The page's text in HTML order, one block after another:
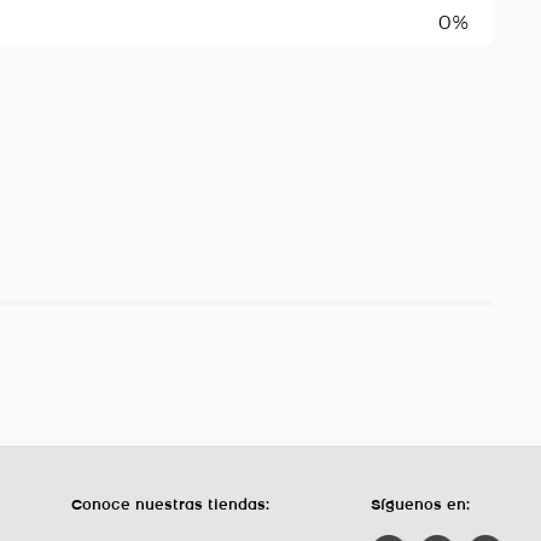
0%
Conoce nuestras tiendas: Síguenos en: